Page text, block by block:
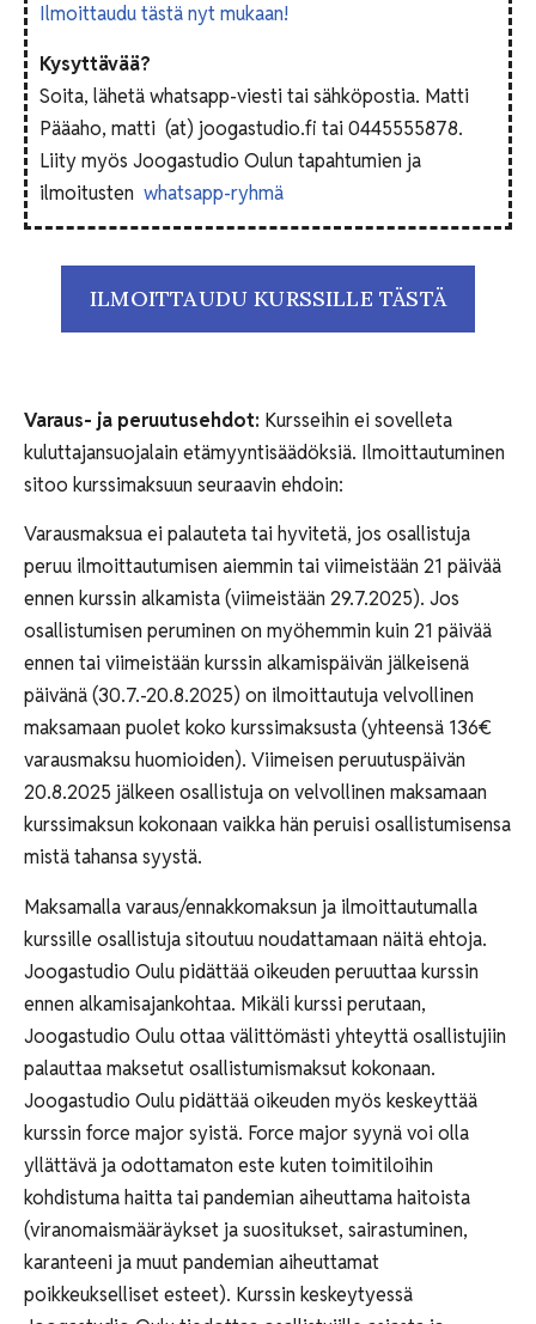
Ilmoittaudu tästä nyt mukaan!
Kysyttävää?
Soita, lähetä whatsapp-viesti tai sähköpostia. Matti
Pääaho, matti (at) joogastudio.fi tai 0445555878.
Liity myös Joogastudio Oulun tapahtumien ja
ilmoitusten whatsapp-ryhmä
ILMOITTAUDU KURSSILLE TÄSTÄ
Varaus- ja peruutusehdot: Kursseihin ei sovelleta
kuluttajansuojalain etämyyntisäädöksiä. Ilmoittautuminen
sitoo kurssimaksuun seuraavin ehdoin:
Varausmaksua ei palauteta tai hyvitetä, jos osallistuja
peruu ilmoittautumisen aiemmin tai viimeistään 21 päivää
ennen kurssin alkamista (viimeistään 29.7.2025). Jos
osallistumisen peruminen on myöhemmin kuin 21 päivää
ennen tai viimeistään kurssin alkamispäivän jälkeisenä
päivänä (30.7.-20.8.2025) on ilmoittautuja velvollinen
maksamaan puolet koko kurssimaksusta (yhteensä 136€
varausmaksu huomioiden). Viimeisen peruutuspäivän
20.8.2025 jälkeen osallistuja on velvollinen maksamaan
kurssimaksun kokonaan vaikka hän peruisi osallistumisensa
mistä tahansa syystä.
Maksamalla varaus/ennakkomaksun ja ilmoittautumalla
kurssille osallistuja sitoutuu noudattamaan näitä ehtoja.
Joogastudio Oulu pidättää oikeuden peruuttaa kurssin
ennen alkamisajankohtaa. Mikäli kurssi perutaan,
Joogastudio Oulu ottaa välittömästi yhteyttä osallistujiin
palauttaa maksetut osallistumismaksut kokonaan.
Joogastudio Oulu pidättää oikeuden myös keskeyttää
kurssin force major syistä. Force major syynä voi olla
yllättävä ja odottamaton este kuten toimitiloihin
kohdistuma haitta tai pandemian aiheuttama haitoista
(viranomaismääräykset ja suositukset, sairastuminen,
karanteeni ja muut pandemian aiheuttamat
poikkeukselliset esteet). Kurssin keskeytyessä